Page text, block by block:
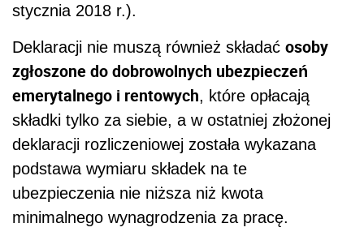
stycznia 2018 r.).
Deklaracji nie muszą również składać osoby
zgłoszone do dobrowolnych ubezpieczeń
emerytalnego i rentowych, które opłacają
składki tylko za siebie, a w ostatniej złożonej
deklaracji rozliczeniowej została wykazana
podstawa wymiaru składek na te
ubezpieczenia nie niższa niż kwota
minimalnego wynagrodzenia za pracę.